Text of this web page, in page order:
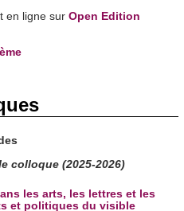
en ligne sur Open Edition
colloque (2025-2026)
les arts, les lettres et les
et politiques du visible